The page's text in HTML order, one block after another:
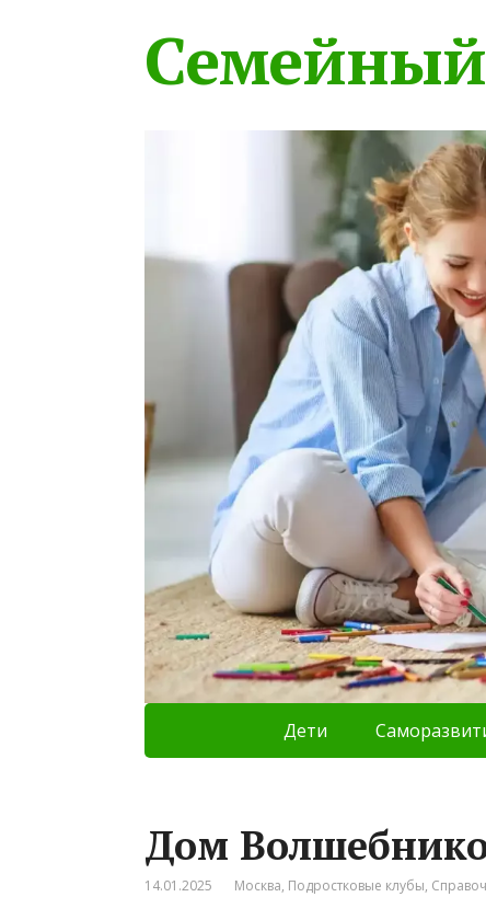
Дети
Дом
14.01.2025 Москва, Подростковые клубы,